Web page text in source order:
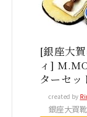
[銀座大
ィ]
ターセ
created by
銀座大賀